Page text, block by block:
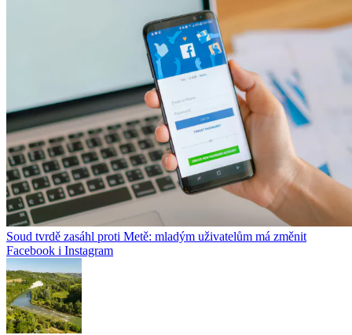
Soud tvrdě zasáhl proti Metě: mladým uživatelům má změnit
Facebook i Instagram